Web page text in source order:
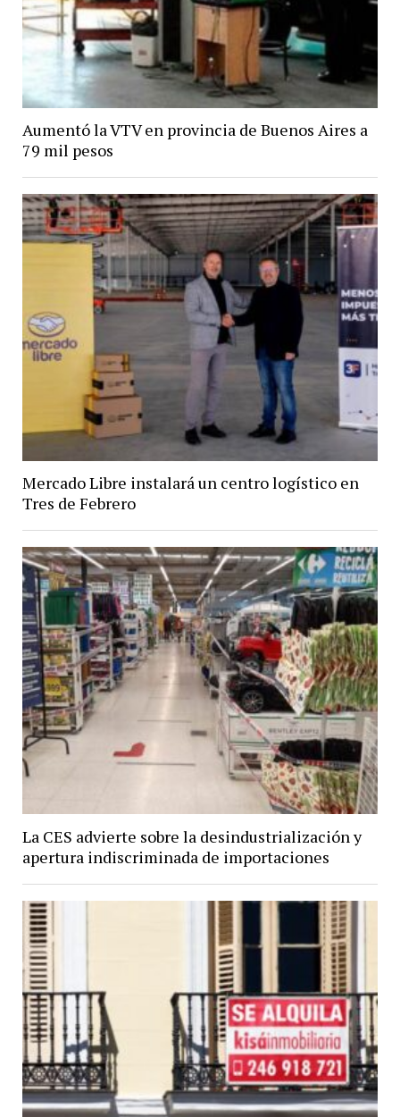
Aumentó la VTV en provincia de Buenos Aires a
79 mil pesos
Mercado Libre instalará un centro logístico en
Tres de Febrero
La CES advierte sobre la desindustrialización y
apertura indiscriminada de importaciones